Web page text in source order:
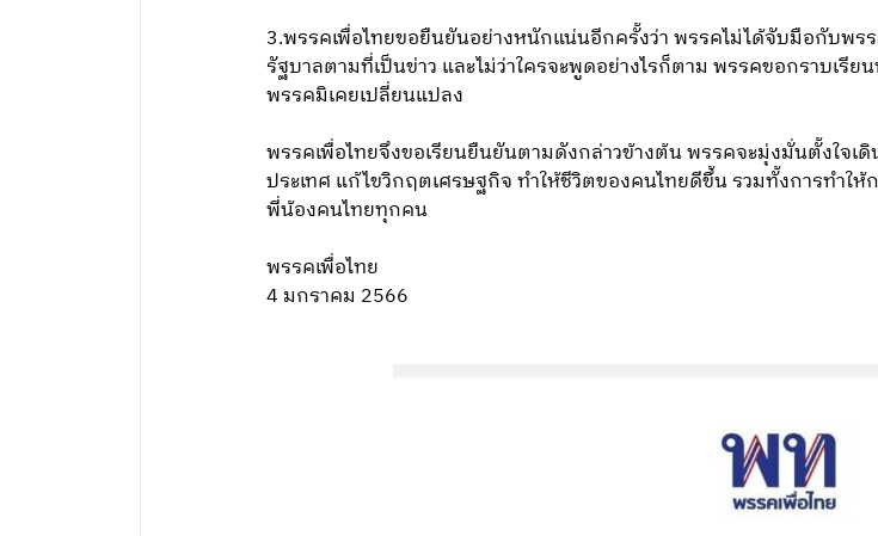
3.พรรคเพื่อไทยขอยืนยันอย่างหนักแน่นอีกครั้งว่า พรรคไม่ได้จับมือกับพรร
รัฐบาลตามที่เป็นข่าว และไม่ว่าใครจะพูดอย่างไรก็ตาม พรรคขอกราบเ
พรรคมิเคยเปลี่ยนแปลง
พรรคเพื่อไทยจึงขอเรียนยืนยันตามดังกล่าวข้างต้น พรรคจะมุ่งมั่นตั้งใจเ
ประเทศ แก้ไขวิกฤตเศรษฐกิจ ทำให้ชีวิตของคนไทยดีขึ้น รวมทั้งการทำใ
พี่น้องคนไทยทุกคน
พรรคเพื่อไทย
4 มกราคม 2566